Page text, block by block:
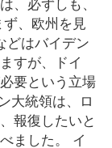
、欧州を見
どはバイデン
すが、ドイ
要という立場
大統領は、ロ
報復したいと
ました。 イ